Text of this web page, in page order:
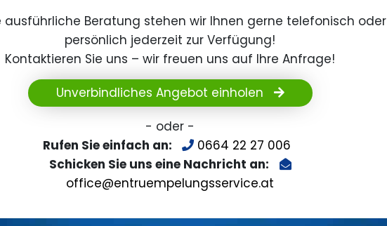
ausführliche Beratung stehen wir Ihnen gerne telefonisch oder
persönlich jederzeit zur Verfügung!
Kontaktieren Sie uns – wir freuen uns auf Ihre Anfrage!
Unverbindliches Angebot einholen
- oder -
Rufen Sie einfach an:
0664 22 27 006
Schicken Sie uns eine Nachricht an:
office@entruempelungsservice.at